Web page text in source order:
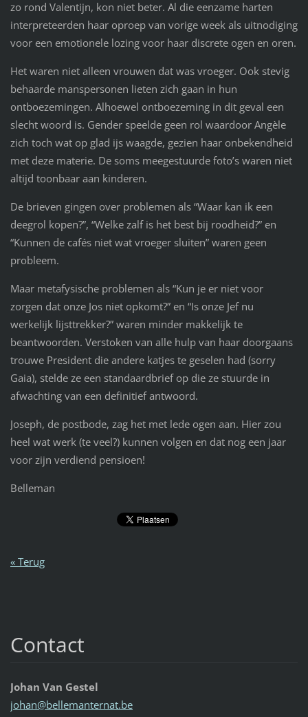
zo rond Valentijn, kon niet beter. Al die eenzame harten
interpreteerden haar oproep van vorige week als uitnodiging
voor een emotionele lozing voor haar discrete ogen en oren.
Het waren niet alleen vrouwen dat was vroeger. Ook stevig
behaarde manspersonen lieten zich gaan in hun
ontboezemingen. Alhoewel ontboezeming in dit geval een
slecht woord is. Gender speelde geen rol waardoor Angèle
zich toch wat op glad ijs waagde, gezien haar onbekendheid
met deze materie. De soms meegestuurde foto’s waren niet
altijd toonbaar aan kinderen.
De brieven gingen over problemen als “Waar kan ik een
deegrol kopen?”, “Welke zalf is het best bij roodheid?” en
“Kunnen de cafés niet wat vroeger sluiten” waren geen
probleem.
Maar metafysische problemen als “Kun je er niet voor
zorgen dat onze Jos niet opkomt?” en “Is onze Jef nu
werkelijk lijsttrekker?” waren minder makkelijk te
beantwoorden. Verstoken van alle hulp van haar doorgaans
trouwe President die andere katjes te geselen had (sorry
Gaia), stelde ze een standaardbrief op die ze stuurde in
afwachting van een definitief antwoord.
Joseph, de postbode, zag het met lede ogen aan. Hier zou
heel wat werk (te veel?) kunnen volgen en dat nog een jaar
voor zijn verdiend pensioen!
Belleman
« Terug
Contact
Johan Van Gestel
johan@bellemanternat.be